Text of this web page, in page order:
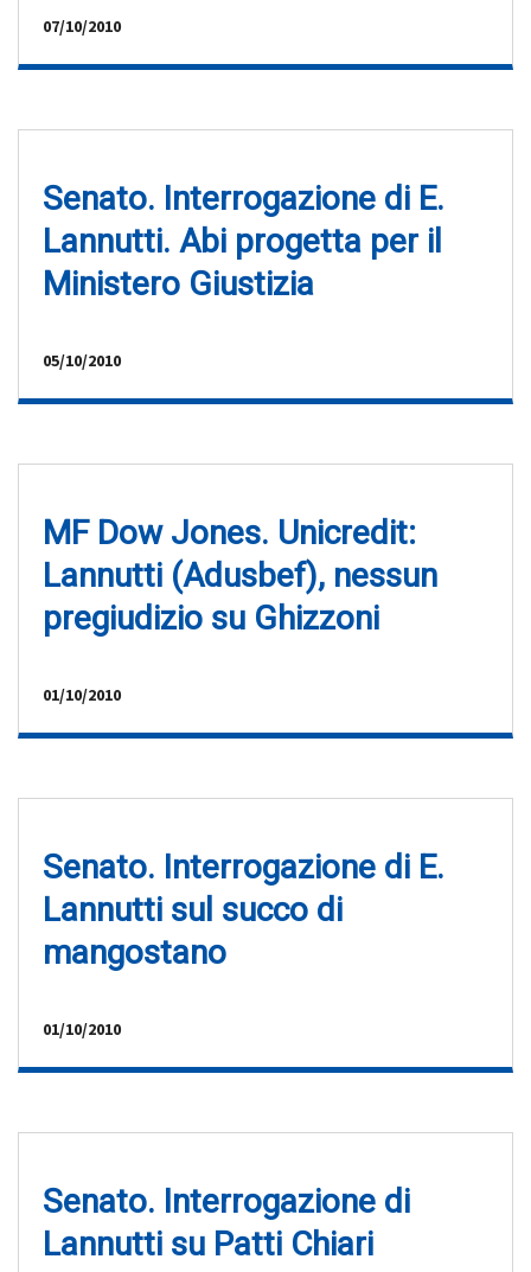
07/10/2010
Senato. Interrogazione di E.
Lannutti. Abi progetta per il
Ministero Giustizia
05/10/2010
MF Dow Jones. Unicredit:
Lannutti (Adusbef), nessun
pregiudizio su Ghizzoni
01/10/2010
Senato. Interrogazione di E.
Lannutti sul succo di
mangostano
01/10/2010
Senato. Interrogazione di
Lannutti su Patti Chiari